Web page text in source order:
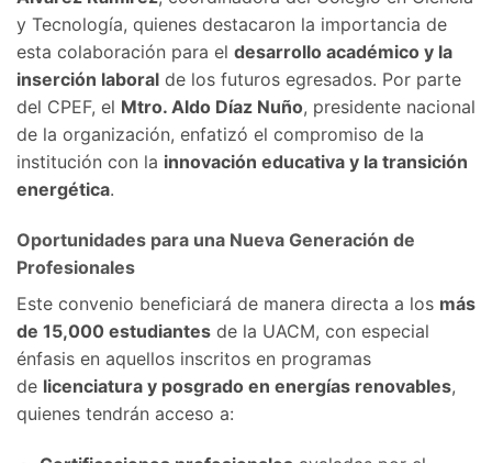
y Tecnología, quienes destacaron la importancia de
esta colaboración para el desarrollo académico y la
inserción laboral de los futuros egresados. Por parte
del CPEF, el Mtro. Aldo Díaz Nuño, presidente nacional
de la organización, enfatizó el compromiso de la
institución con la innovación educativa y la transición
energética.
Oportunidades para una Nueva Generación de
Profesionales
Este convenio beneficiará de manera directa a los más
de 15,000 estudiantes de la UACM, con especial
énfasis en aquellos inscritos en programas
de licenciatura y posgrado en energías renovables,
quienes tendrán acceso a: